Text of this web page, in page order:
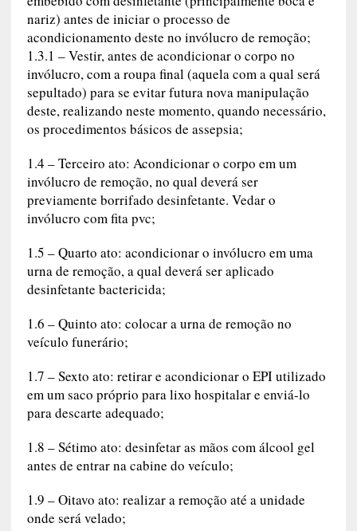
nariz) antes de iniciar o processo de
acondicionamento deste no invólucro de remoção;
1.3.1 – Vestir, antes de acondicionar o corpo no
invólucro, com a roupa final (aquela com a qual será
sepultado) para se evitar futura nova manipulação
deste, realizando neste momento, quando necessário,
os procedimentos básicos de assepsia;
1.4 – Terceiro ato: Acondicionar o corpo em um
invólucro de remoção, no qual deverá ser
previamente borrifado desinfetante. Vedar o
invólucro com fita pvc;
1.5 – Quarto ato: acondicionar o invólucro em uma
urna de remoção, a qual deverá ser aplicado
desinfetante bactericida;
1.6 – Quinto ato: colocar a urna de remoção no
veículo funerário;
1.7 – Sexto ato: retirar e acondicionar o EPI utilizado
em um saco próprio para lixo hospitalar e enviá-lo
para descarte adequado;
1.8 – Sétimo ato: desinfetar as mãos com álcool gel
antes de entrar na cabine do veículo;
1.9 – Oitavo ato: realizar a remoção até a unidade
onde será velado;